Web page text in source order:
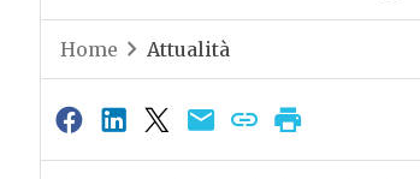
Home Attualità